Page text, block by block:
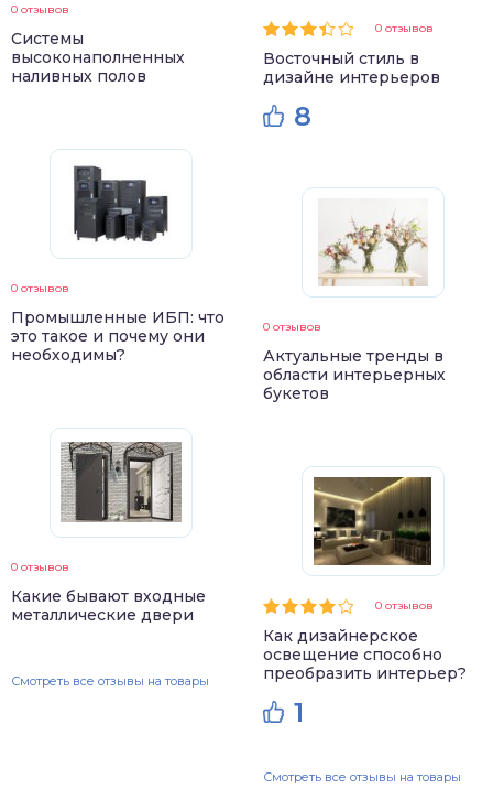
0 отзывов
Системы
высоконаполненных
наливных полов
0 отзывов
Промышленные ИБП: что
это такое и почему они
необходимы?
0 отзывов
Какие бывают входные
металлические двери
Смотреть все отзывы на товары
0 отзывов
Восточный стиль в
дизайне интерьеров
8
0 отзывов
Актуальные тренды в
области интерьерных
букетов
0 отзывов
Как дизайнерское
освещение способно
преобразить интерьер?
1
Смотреть все отзывы на товары